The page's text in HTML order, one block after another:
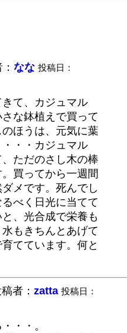
なな 投稿日：
て、カジュマル
な鉢植えで買って
ほうは、元気に葉
・・カジュマル
ただのさし木の棒
買ってから一週間
メです。死んでし
べく日光に当てて
、光合成で栄養も
もきちんとあげて
てています。何と
者： zatta 投稿日：
・・。